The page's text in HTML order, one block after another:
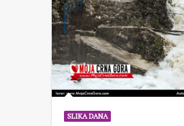
SLIKA DANA